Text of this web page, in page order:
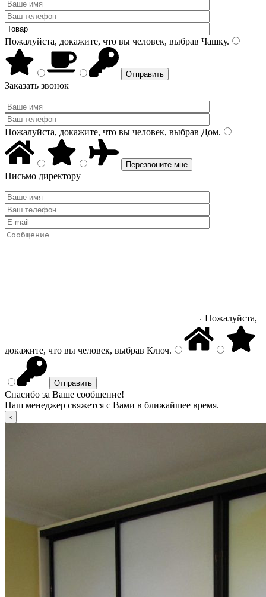
Пожалуйста, докажите, что вы человек, выбрав Чашку.
Заказать звонок
Пожалуйста, докажите, что вы человек, выбрав Дом.
Письмо директору
Пожалуйста,
докажите, что вы человек, выбрав Ключ.
Спасибо за Ваше сообщение!
Наш менеджер свяжется с Вами в ближайшее время.